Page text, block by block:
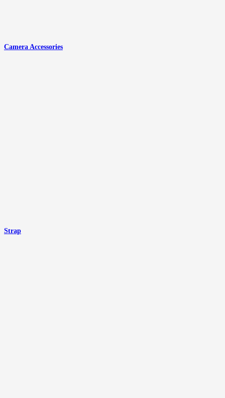
Camera Accessories
Strap